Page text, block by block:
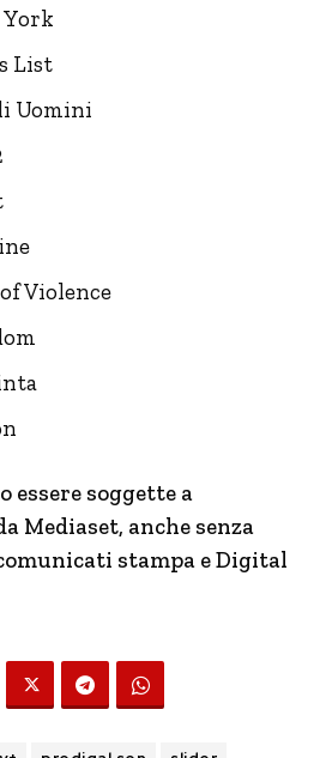
List
Uomini
Violence
essere soggette a
Mediaset, anche senza
stampa e Digital